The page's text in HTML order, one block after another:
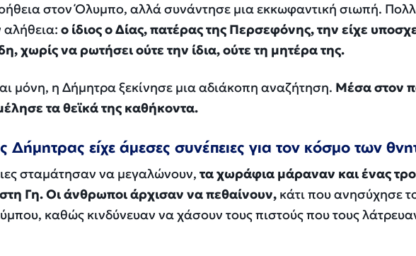
στον Όλυμπο, αλλά συνάντησε μια εκκωφαντική σιωπή.
αλήθεια: ο ίδιος ο Δίας, πατέρας της Περσεφόνης, την είχε
χωρίς να ρωτήσει ούτε την ίδια, ούτε τη μητέρα της.
μόνη, η Δήμητρα ξεκίνησε μια αδιάκοπη αναζήτηση. Μέσα στον
τα θεϊκά της καθήκοντα.
Δήμητρας είχε άμεσες συνέπειες για τον κόσμο των
σταμάτησαν να μεγαλώνουν, τα χωράφια μάραναν και ένας
Γη. Οι άνθρωποι άρχισαν να πεθαίνουν, κάτι που ανησύχησε
καθώς κινδύνευαν να χάσουν τους πιστούς που τους